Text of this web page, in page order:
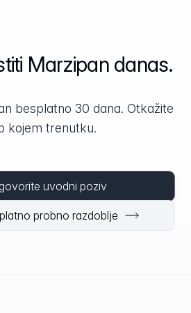
Marzipan danas.
besplatno 30 dana. Otkažite
kojem trenutku.
uvodni poziv
probno razdoblje